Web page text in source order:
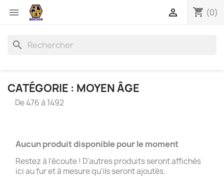
 shopping_cart (0)

search
CATÉGORIE : MOYEN ÂGE
De 476 à 1492
Aucun produit disponible pour le moment
Restez à l'écoute ! D'autres produits seront affichés
ici au fur et à mesure qu'ils seront ajoutés.